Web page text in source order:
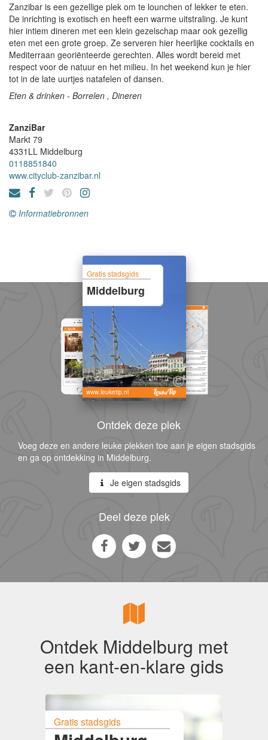
Zanzibar is een gezellige plek om te lounchen of lekker te eten.
De inrichting is exotisch en heeft een warme uitstraling. Je kunt
hier intiem dineren met een klein gezelschap maar ook gezellig
eten met een grote groep. Ze serveren hier heerlijke cocktails en
Mediterraan georiënteerde gerechten. Alles wordt bereid met
respect voor de natuur en het milieu. In het weekend kun je hier
tot in de late uurtjes natafelen of dansen.
Eten & drinken - Borrelen , Dineren
ZanziBar
Markt 79
4331LL Middelburg
0118851840
www.cityclub-zanzibar.nl
Informatiebronnen
Gratis stadsgids
Middelburg
www.leuketip.nl
Ontdek deze plek
Voeg deze en andere leuke plekken toe aan je eigen stadsgids
en ga op ontdekking in Middelburg.
Je eigen stadsgids
Deel deze plek
Ontdek Middelburg met
een kant-en-klare gids
Gratis stadsgids